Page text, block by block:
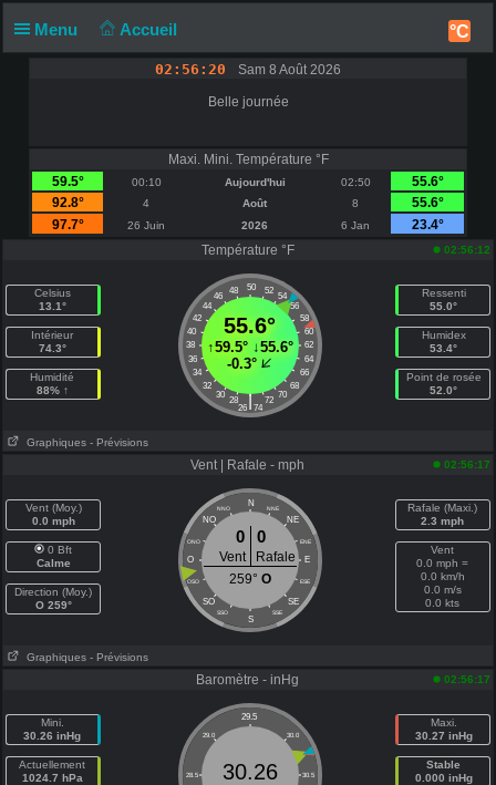
Menu Accueil °C
02:56:20 Sam 8 Août 2026
Belle journée
Maxi. Mini. Température °F
59.5°
00:10 Aujourd'hui 02:50
55.6°
92.8°
4 Août 8
55.6°
97.7°
26 Juin 2026 6 Jan
23.4°
Température °F
02:56:12
Celsius
13.1°
Intérieur
74.3°
Humidité
88% ↑
50
48 52
46
54
44
56
42
58
40
60
38
62
36
64
34
66
32
68
30
70
28 72
|
26 74
55.6°
↑59.5°↓55.6°
-0.3°
Ressenti
55.0°
Humidex
53.4°
Point de rosée
52.0°
Graphiques - Prévisions
Vent | Rafale - mph 02:56:17
Vent (Moy.)
0.0 mph
0 Bft
Calme
Direction (Moy.)
O 259°
N
NNO NNE
NO NE
ONO ENE
O E
OSO ESE
SO SE
SSO SSE
S
0 0
Vent
Rafale
259° O
Rafale (Maxi.)
2.3 mph
Vent
0.0 mph =
0.0 km/h
0.0 m/s
0.0 kts
Graphiques - Prévisions
Baromètre - inHg 02:56:17
Mini.
30.26 inHg
Actuellement
1024.7 hPa
29.5
29.0 30.0
28.5 30.5
30.26
Maxi.
30.27 inHg
Stable
0.000 inHg